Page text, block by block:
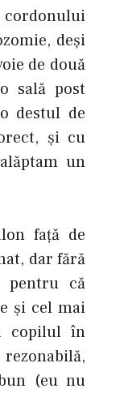
deşi
de două
sală post
destul de
şi cu
un
faţă de
dar fără
pentru că
şi cel mai
copilul în
(eu nu